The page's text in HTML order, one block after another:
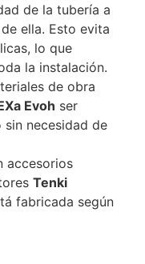
de la tubería a
ella. Esto evita
lo que
la instalación.
de obra
Evoh ser
sin necesidad de
accesorios
Tenki
fabricada según